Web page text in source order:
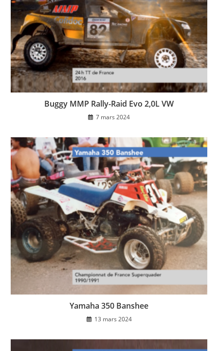
Buggy MMP Rally-Raid Evo 2,0L VW
7 mars 2024
Yamaha 350 Banshee
13 mars 2024